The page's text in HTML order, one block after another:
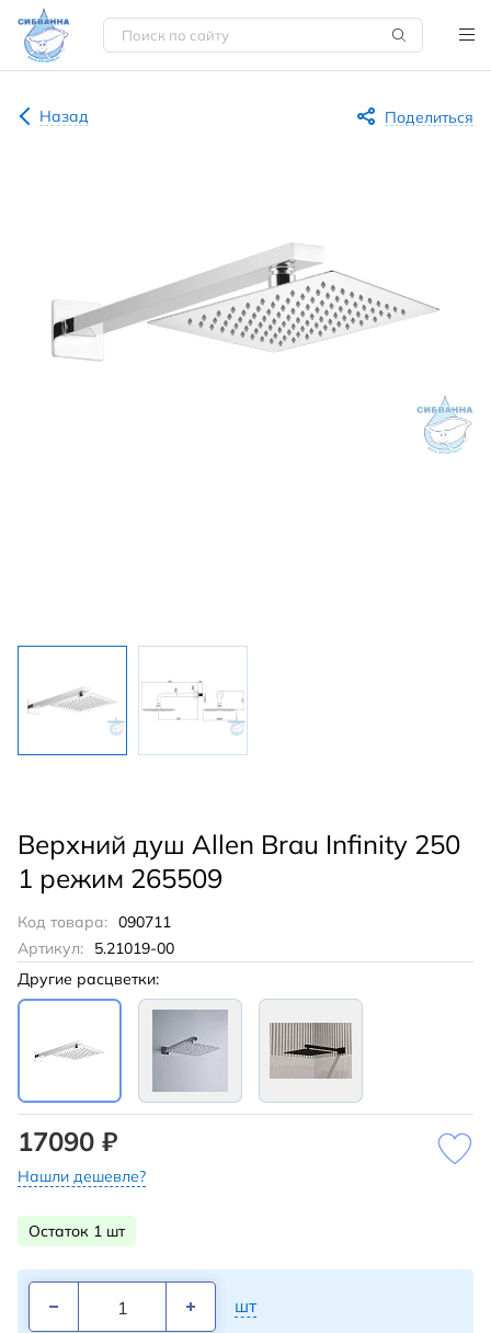
Назад Поделиться
Верхний душ Allen Brau Infinity 250
1 режим 265509
Код товара: 090711
Артикул:
5.21019-00
Другие расцветки:
17090 ₽
Нашли дешевле?
Остаток 1 шт
шт